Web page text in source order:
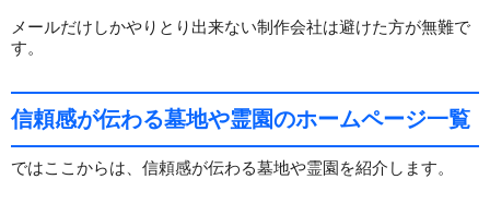
メールだけしかやりとり出来ない制作会社は避けた方が無難で
す。
信頼感が伝わる墓地や霊園のホームページ一覧
ではここからは、信頼感が伝わる墓地や霊園を紹介します。